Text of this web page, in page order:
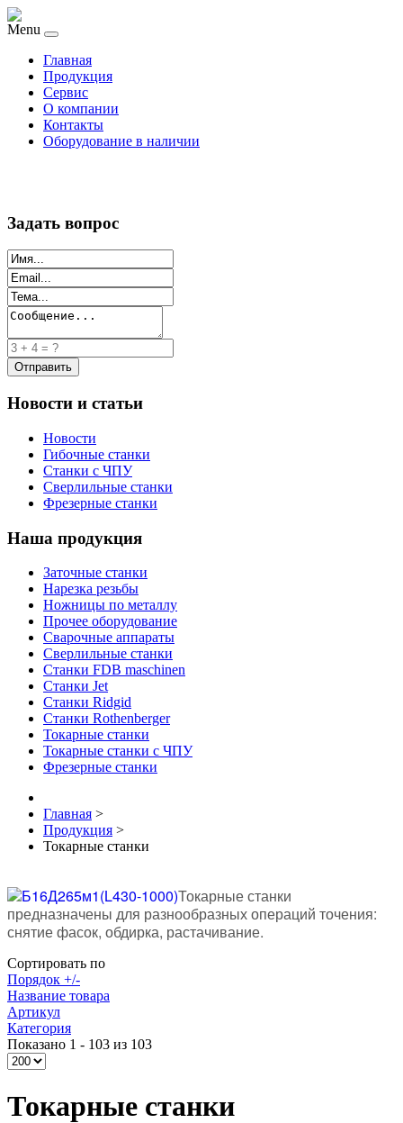
Menu
Главная
Продукция
Сервис
О компании
Контакты
Оборудование в наличии
Задать вопрос
Новости и статьи
Новости
Гибочные станки
Станки с ЧПУ
Сверлильные станки
Фрезерные станки
Наша продукция
Заточные станки
Нарезка резьбы
Ножницы по металлу
Прочее оборудование
Сварочные аппараты
Сверлильные станки
Станки FDB maschinen
Станки Jet
Станки Ridgid
Станки Rothenberger
Токарные станки
Токарные станки с ЧПУ
Фрезерные станки
Главная >
Продукция >
Токарные станки
Токарные станки
предназначены для разнообразных операций точения:
снятие фасок, обдирка, растачивание.
Сортировать по
Порядок +/-
Название товара
Артикул
Категория
Показано 1 - 103 из 103
Токарные станки